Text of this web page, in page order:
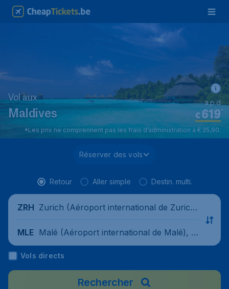
Vol aux
Maldives €619*
a.p.d
*Les prix ne comprennent pas les frais d’administration à € 25,90.
Réserver des vols
Retour Aller simple Destin. multi.
ZRH Zurich (Aéroport international de Zuric
MLE Malé (Aéroport international de Malé), M
aldives
Vols directs
Rechercher